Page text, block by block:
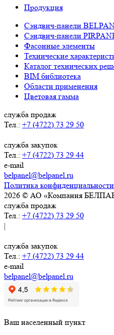
Продукция
Сэндвич-панели
Сэндвич-панели
Фасонные элементы
Технические
Каталог технических
BIM библиотека
Области применения
Цветовая гамма
служба продаж
Тел.: +7 (4722) 73 29 50
служба закупок
Тел.: +7 (4722) 73 29 44
e-mail
belpanel@belpanel.ru
Политика конфиденциальности
2026 © АО «Компания
служба продаж
Тел.: +7 (4722) 73 29 50
|
служба закупок
Тел.: +7 (4722) 73 29 44
e-mail
belpanel@belpanel.ru
Ваш населенный пункт